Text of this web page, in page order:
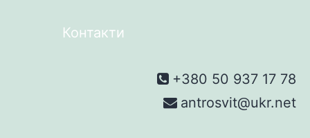
Контакти
+380 50 937 17 78
antrosvit@ukr.net